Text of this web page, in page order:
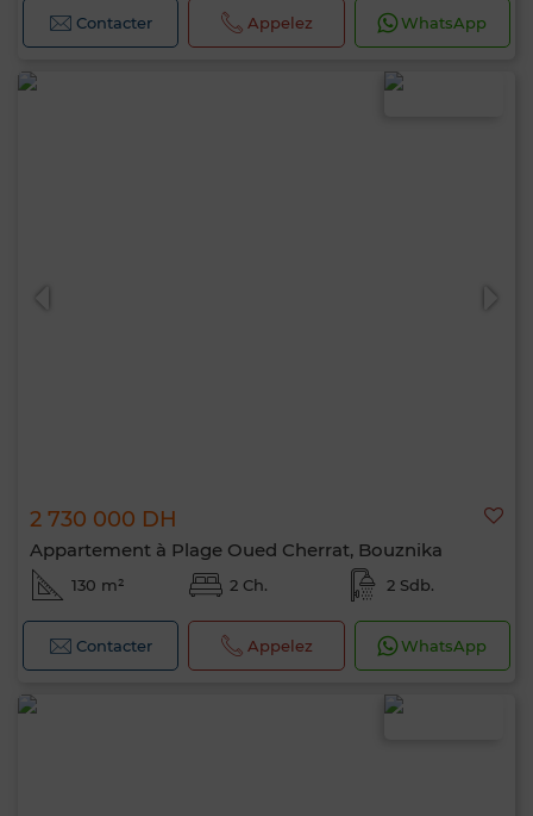
Contacter Appelez WhatsApp
2 730 000 DH
Appartement à Plage Oued Cherrat, Bouznika
130 m² 2 Ch. 2 Sdb.
Contacter Appelez WhatsApp